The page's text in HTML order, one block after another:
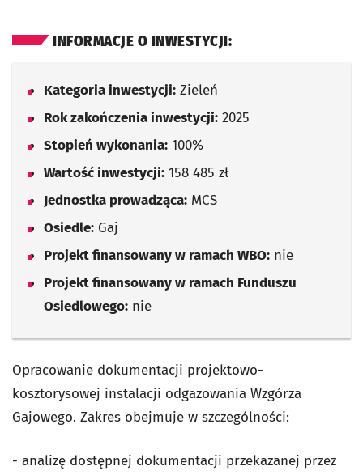
INFORMACJE O INWESTYCJI:
Kategoria inwestycji: Zieleń
Rok zakończenia inwestycji: 2025
Stopień wykonania: 100%
Wartość inwestycji: 158 485 zł
Jednostka prowadząca: MCS
Osiedle: Gaj
Projekt finansowany w ramach WBO: nie
Projekt finansowany w ramach Funduszu
Osiedlowego: nie
Opracowanie dokumentacji projektowo-
kosztorysowej instalacji odgazowania Wzgórza
Gajowego. Zakres obejmuje w szczególności:
- analizę dostępnej dokumentacji przekazanej przez